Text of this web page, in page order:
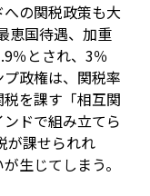
の関税政策も大
恵国待遇、加重
％とされ、3％
政権は、関税率
を課す「相互関
ドで組み立てら
が課せられれ
生じてしまう。